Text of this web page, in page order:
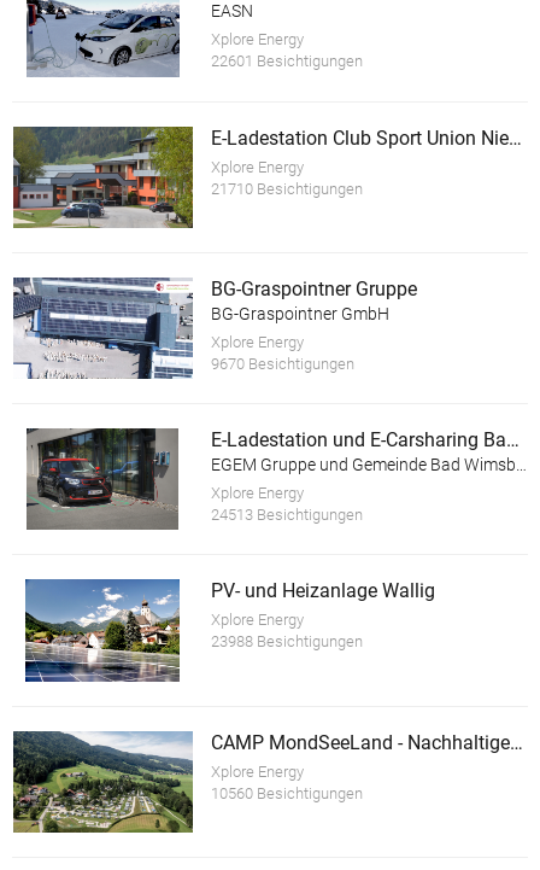
EASN
Xplore Energy
22601 Besichtigungen
E-Ladestation Club Sport Union Niederöblarn
Xplore Energy
21710 Besichtigungen
BG-Graspointner Gruppe
BG-Graspointner GmbH
Xplore Energy
9670 Besichtigungen
E-Ladestation und E-Carsharing Bad Wimsbach-Neydharting
Xplore Energy
24513 Besichtigungen
PV- und Heizanlage Wallig
Xplore Energy
23988 Besichtigungen
CAMP MondSeeLand - Nachhaltiger Tourismusbetrieb
Xplore Energy
10560 Besichtigungen